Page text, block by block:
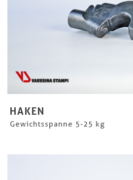
HAKEN
Gewichtsspanne 5-25 kg